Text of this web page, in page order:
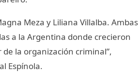
Meza y Liliana Villalba. Ambas
a la Argentina donde crecieron
la organización criminal”,
Espínola.